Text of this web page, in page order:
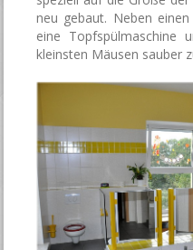
neu gebaut. Neben
eine
kleinsten Mäusen sauber